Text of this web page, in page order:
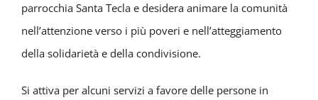
parrocchia Santa Tecla e desidera animare la comunità
nell’attenzione verso i più poveri e nell’atteggiamento
della solidarietà e della condivisione.
Si attiva per alcuni servizi a favore delle persone in